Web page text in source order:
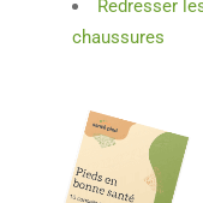
Redresser
chaussures